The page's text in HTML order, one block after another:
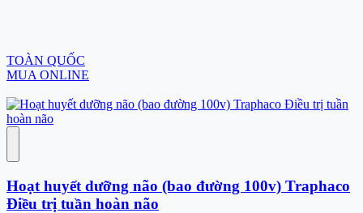
TOÀN QUỐC
MUA ONLINE
Hoạt huyết dưỡng não (bao đường 100v) Traphaco
Điều trị tuần hoàn não